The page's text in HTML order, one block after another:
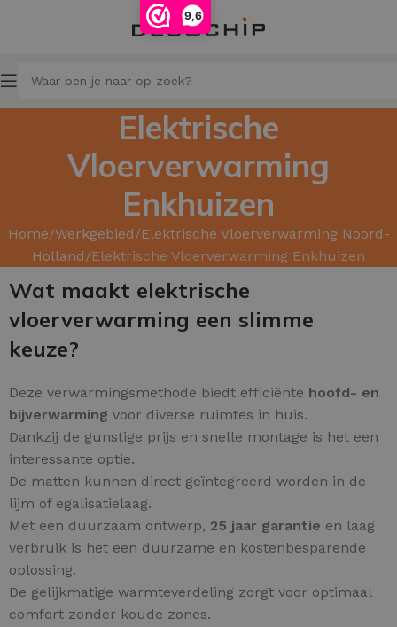
9,6
Elektrische
Vloerverwarming
Enkhuizen
Home Werkgebied Elektrische Vloerverwarming Noord-
Holland Elektrische Vloerverwarming Enkhuizen
Wat maakt elektrische
vloerverwarming een slimme
keuze?
Deze verwarmingsmethode biedt efficiënte hoofd- en
bijverwarming voor diverse ruimtes in huis.
Dankzij de gunstige prijs en snelle montage is het een
interessante optie.
De matten kunnen direct geïntegreerd worden in de
lijm of egalisatielaag.
Met een duurzaam ontwerp, 25 jaar garantie en laag
verbruik is het een duurzame en kostenbesparende
oplossing.
De gelijkmatige warmteverdeling zorgt voor optimaal
comfort zonder koude zones.